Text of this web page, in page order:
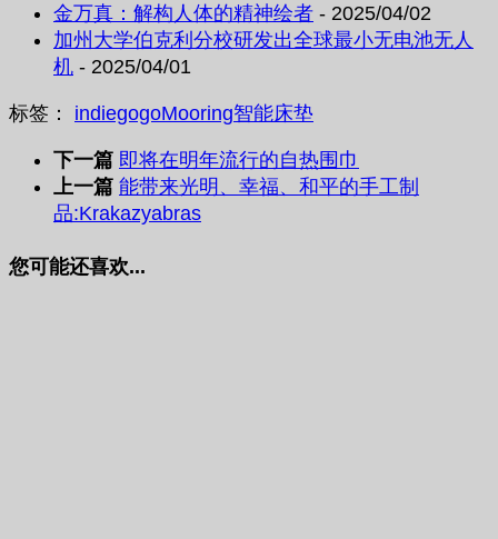
金万真：解构人体的精神绘者 - 2025/04/02
加州大学伯克利分校研发出全球最小无电池无人
机 - 2025/04/01
标签： indiegogoMooring智能床垫
下一篇 即将在明年流行的自热围巾
上一篇 能带来光明、幸福、和平的手工制
品:Krakazyabras
您可能还喜欢...